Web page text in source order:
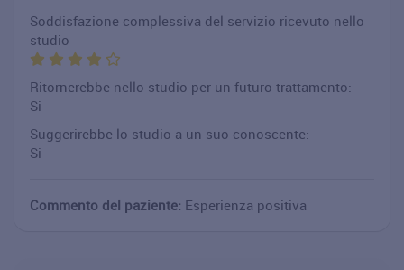
Soddisfazione complessiva del servizio ricevuto nello
studio
Ritornerebbe nello studio per un futuro trattamento:
Si
Suggerirebbe lo studio a un suo conoscente:
Si
Commento del paziente: Esperienza positiva